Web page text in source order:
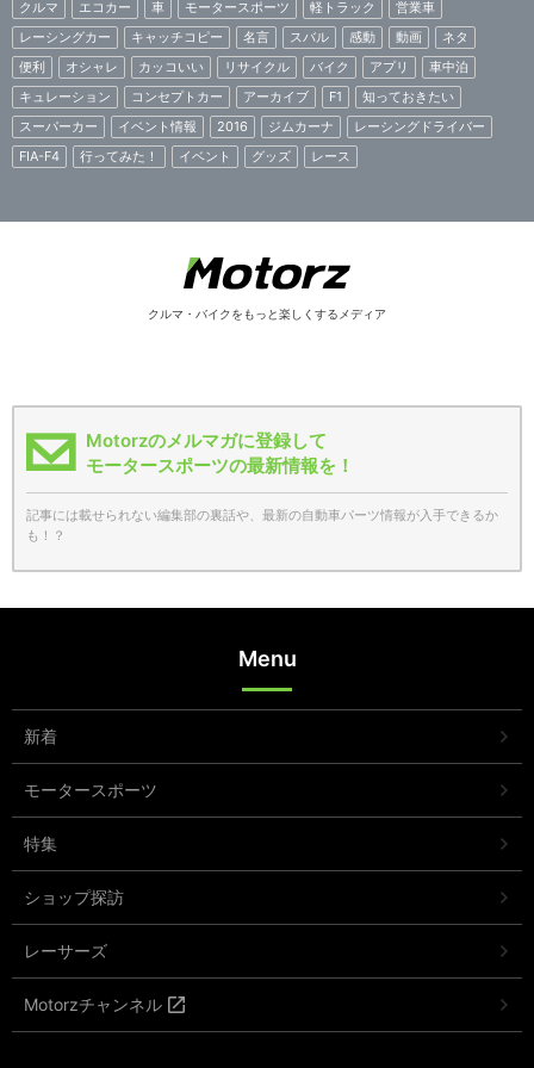
クルマ エコカー 車 モータースポーツ 軽トラック
営業車
レーシングカー
キャッチコピー 名言 スバル 感動 動画
ネタ
便利
オシャレ カッコいい リサイクル バイク アプリ
車中泊
キュレーション
コンセプトカー アーカイブ F1
知っておきたい
スーパーカー
イベント情報 2016 ジムカーナ
レーシングドライバー
FIA-F4
行ってみた！ イベント グッズ レース
クルマ・バイクをもっと楽しくするメディア
Motorzのメルマガに登録して
モータースポーツの最新情報を！
記事には載せられない編集部の裏話や、最新の自動車パーツ情報が入手できるか
も！？
Menu
新着
モータースポーツ
特集
ショップ探訪
レーサーズ
Motorzチャンネル